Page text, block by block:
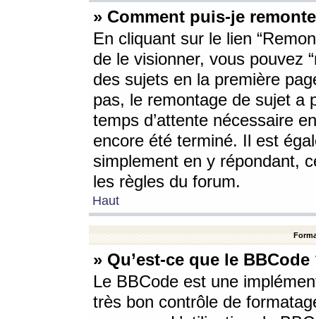
» Comment puis-je
En cliquant sur le lien
de le visionner, vous pouvez
des sujets en la première
pas, le remontage de sujet a
temps d’attente nécessaire
encore été terminé. Il est
simplement en y répondant,
les règles du forum.
Haut
» Qu’est-ce que le BBCode
Le BBCode est une
très bon contrôle de